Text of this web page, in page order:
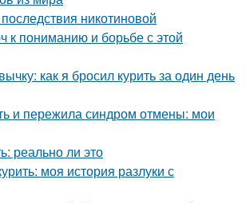
никотиновой
к пониманию и борьбе с этой
как я бросил курить за один день
и пережила синдром отмены: мои
реально ли это
моя история разлуки с